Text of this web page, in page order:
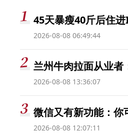
45天暴瘦40斤后住
2026-08-08 06:49:44
兰州牛肉拉面从业者
2026-08-08 13:36:07
微信又有新功能：你
2026-08-08 12:07:11